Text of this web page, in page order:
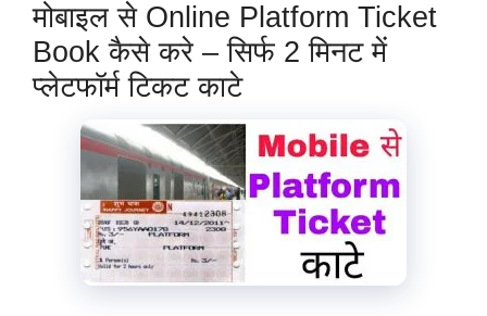
मोबाइल से Online Platform Ticket
Book कैसे करे – सिर्फ 2 मिनट में
प्लेटफॉर्म टिकट काटे